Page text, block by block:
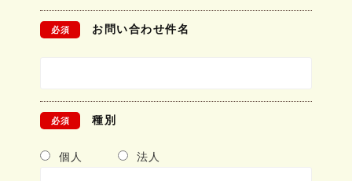
必須 お問い合わせ件名
必須 種別
個人 法人